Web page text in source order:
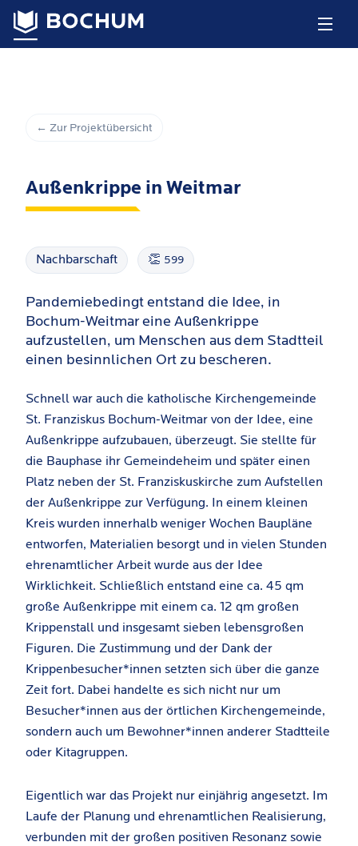
← Zur Projektübersicht
Außenkrippe in Weitmar
Nachbarschaft 👏 599
Pandemiebedingt entstand die Idee, in
Bochum-Weitmar eine Außenkrippe
aufzustellen, um Menschen aus dem Stadtteil
einen besinnlichen Ort zu bescheren.
Schnell war auch die katholische Kirchengemeinde
St. Franziskus Bochum-Weitmar von der Idee, eine
Außenkrippe aufzubauen, überzeugt. Sie stellte für
die Bauphase ihr Gemeindeheim und später einen
Platz neben der St. Franziskuskirche zum Aufstellen
der Außenkrippe zur Verfügung. In einem kleinen
Kreis wurden innerhalb weniger Wochen Baupläne
entworfen, Materialien besorgt und in vielen Stunden
ehrenamtlicher Arbeit wurde aus der Idee
Wirklichkeit. Schließlich entstand eine ca. 45 qm
große Außenkrippe mit einem ca. 12 qm großen
Krippenstall und insgesamt sieben lebensgroßen
Figuren. Die Zustimmung und der Dank der
Krippenbesucher*innen setzten sich über die ganze
Zeit fort. Dabei handelte es sich nicht nur um
Besucher*innen aus der örtlichen Kirchengemeinde,
sondern auch um Bewohner*innen anderer Stadtteile
oder Kitagruppen.
Eigentlich war das Projekt nur einjährig angesetzt. Im
Laufe der Planung und ehrenamtlichen Realisierung,
verbunden mit der großen positiven Resonanz sowie